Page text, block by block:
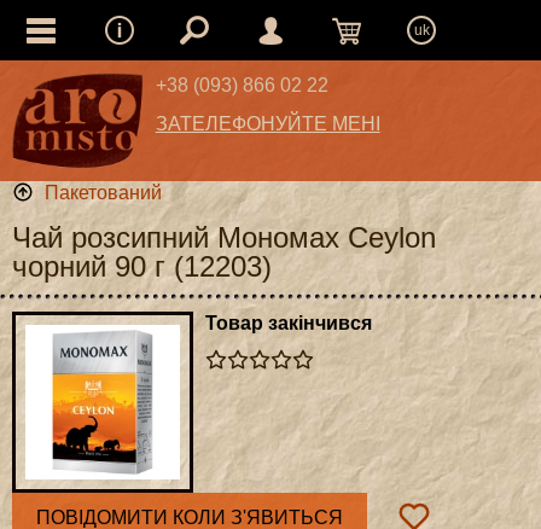
uk
+38 (093) 866 02 22
ЗАТЕЛЕФОНУЙТЕ МЕНІ
Пакетований
Чай розсипний Мономах Ceylon
чорний 90 г (12203)
Товар закінчився
ПОВІДОМИТИ КОЛИ З'ЯВИТЬСЯ